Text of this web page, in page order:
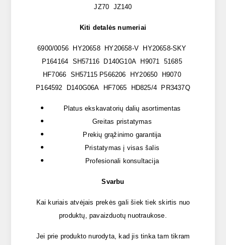
JZ70 JZ140
Kiti detalės numeriai
6900/0056 HY20658 HY20658-V HY20658-SKY
P164164 SH57116 D140G10A H9071 51685
HF7066 SH57115 P566206 HY20650 H9070
P164592 D140G06A HF7065 HD825/4 PR3437Q
Platus ekskavatorių dalių asortimentas
Greitas pristatymas
Prekių grąžinimo garantija
Pristatymas į visas šalis
Profesionali konsultacija
Svarbu
Kai kuriais atvėjais prekės gali šiek tiek skirtis nuo
produktų, pavaizduotų nuotraukose.
Jei prie produkto nurodyta, kad jis tinka tam tikram